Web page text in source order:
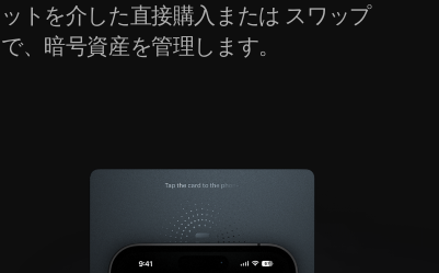
ットを介した直接購入または スワップ
で、暗号資産を管理します。